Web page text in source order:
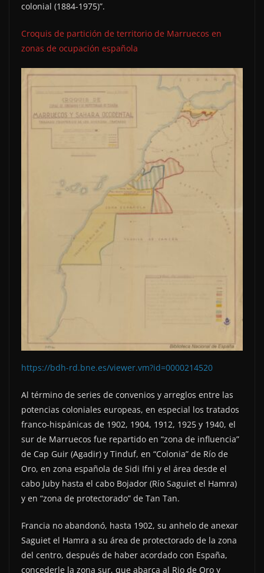
colonial (1884-1975)”.
Croquis de partición de territorio de Marruecos en
zonas de ocupación española
https://bdh-rd.bne.es/viewer.vm?id=0000214520
Al término de series de convenios y arreglos entre las
potencias coloniales europeas, en especial los tratados
franco-hispánicas de 1902, 1904, 1912, 1925 y 1940, el
sur de Marruecos fue repartido en “zona de influencia”
de Cap Guir (Agadir) y Tinduf, en “Colonia” de Río de
Oro, en zona española de Sidi Ifni y el área desde el
cabo Juby hasta el cabo Bojador (Río Saguiet el Hamra)
y en “zona de protectorado” de Tan Tan.
Francia no abandonó, hasta 1902, su anhelo de anexar
Saguiet el Hamra a su área de protectorado de la zona
del centro, después de haber acordado con España,
concederle la zona sur, que abarca al Rio de Oro y